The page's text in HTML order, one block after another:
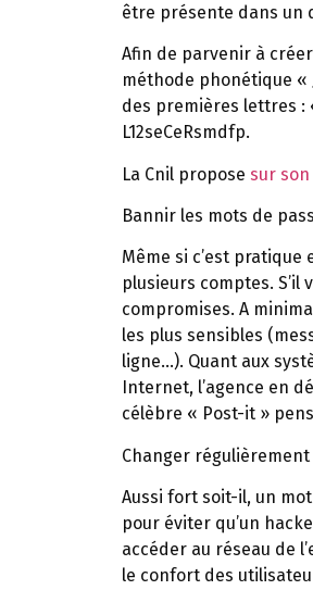
être présente dans un
Afin de parvenir à
méthode phonétique «
des premières lettres :
L12seCeRsmdfp.
La Cnil propose sur
Bannir les mots de
Même si c’est
plusieurs comptes.
compromises. A
les plus sensibles
ligne…). Quant aux
Internet, l’agence en
célèbre « Post-it »
Changer
Aussi fort soit-il, un
pour éviter qu’un
accéder au réseau de
le confort des